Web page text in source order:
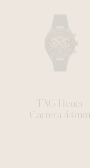
TAG Heuer
Carrera 44mm